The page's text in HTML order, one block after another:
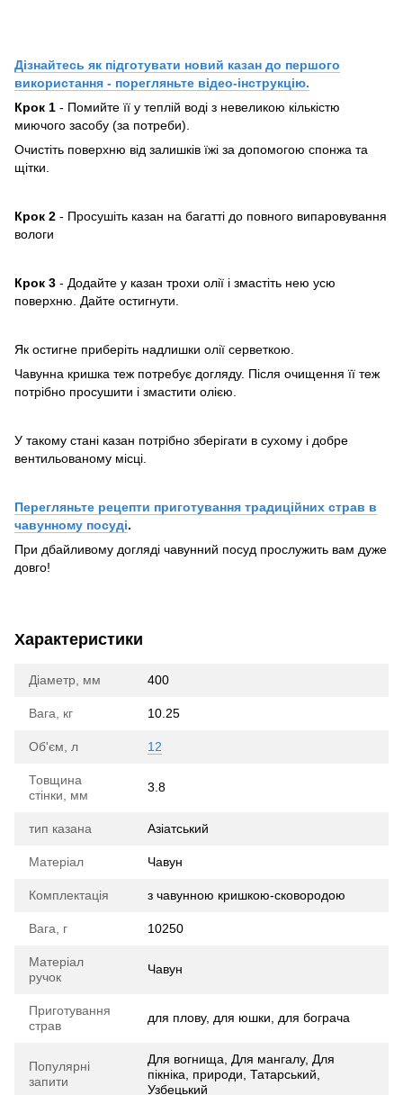
Дізнайтесь як підготувати новий казан до першого
використання - порегляньте відео-інструкцію.
Крок 1 - Помийте її у теплій воді з невеликою кількістю
миючого засобу (за потреби).
Очистіть поверхню від залишків їжі за допомогою спонжа та
щітки.
Крок 2 - Просушіть казан на багатті до повного випаровування
вологи
Крок 3 - Додайте у казан трохи олії і змастіть нею усю
поверхню. Дайте остигнути.
Як остигне приберіть надлишки олії серветкою.
Чавунна кришка теж потребує догляду. Після очищення її теж
потрібно просушити і змастити олією.
У такому стані казан потрібно зберігати в сухому і добре
вентильованому місці.
Перегляньте рецепти приготування традиційних страв в
чавунному посуді.
При дбайливому догляді чавунний посуд прослужить вам дуже
довго!
Характеристики
Діаметр, мм 400
Вага, кг 10.25
Об'єм, л 12
Товщина
стінки, мм
3.8
тип казана Азіатський
Матеріал Чавун
Комплектація з чавунною кришкою-сковородою
Вага, г 10250
Матеріал
ручок
Чавун
Приготування
страв
для плову, для юшки, для бограча
Популярні
запити
Для вогнища, Для мангалу, Для
пікніка, природи, Татарський,
Узбецький